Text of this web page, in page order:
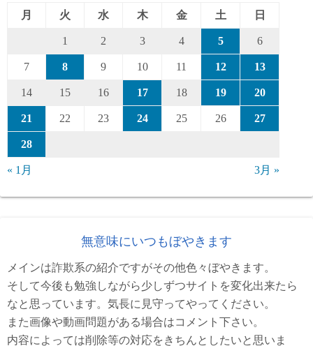
月
火 水 木 金 土 日
1 2 3 4 5 6
7 8 9 10 11 12 13
14 15 16 17 18 19 20
21 22 23 24 25 26 27
28
« 1月 3月 »
無意味にいつもぼやきます
メインは詐欺系の紹介ですがその他色々ぼやきます。
そして今後も勉強しながら少しずつサイトを変化出来たら
なと思っています。気長に見守ってやってください。
また画像や動画問題がある場合はコメント下さい。
内容によっては削除等の対応をきちんとしたいと思いま